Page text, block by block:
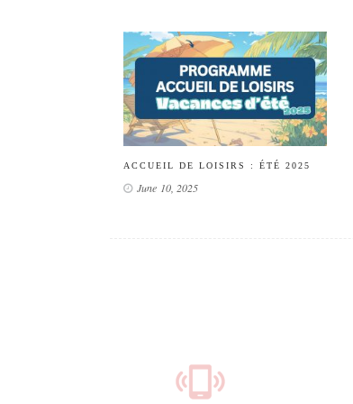
ACCUEIL DE LOISIRS : ÉTÉ 2025
June 10, 2025